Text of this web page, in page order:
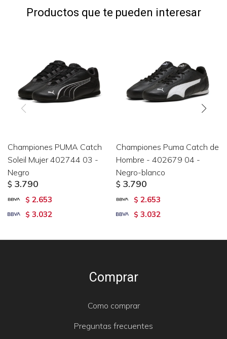
Productos que te pueden interesar
Championes PUMA Catch
Soleil Mujer 402744 03 -
Negro
$ 3.790
$ 2.653
$ 3.032
Championes Puma Catch de
Hombre - 402679 04 -
Negro-blanco
$ 3.790
$ 2.653
$ 3.032
Comprar
Como comprar
Preguntas frecuentes